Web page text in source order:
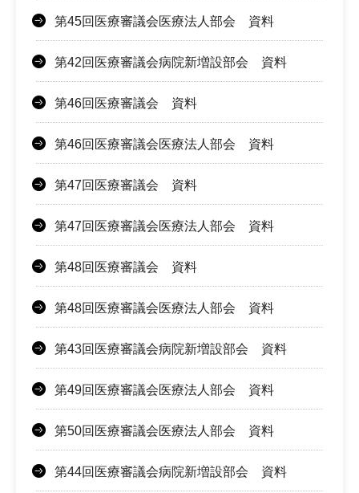
第45回医療審議会医療法人部会 資料
第42回医療審議会病院新増設部会 資料
第46回医療審議会 資料
第46回医療審議会医療法人部会 資料
第47回医療審議会 資料
第47回医療審議会医療法人部会 資料
第48回医療審議会 資料
第48回医療審議会医療法人部会 資料
第43回医療審議会病院新増設部会 資料
第49回医療審議会医療法人部会 資料
第50回医療審議会医療法人部会 資料
第44回医療審議会病院新増設部会 資料